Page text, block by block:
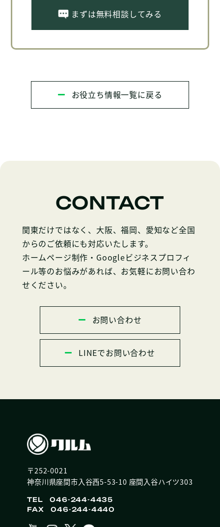
まずは無料相談してみる
お役立ち情報一覧に戻る
CONTACT
関東だけではなく、大阪、福岡、愛知など全国
からのご依頼にも対応いたします。
ホームページ制作・Googleビジネスプロフィ
ール等のお悩みがあれば、お気軽にお問い合わ
せください。
お問い合わせ
LINEでお問い合わせ
〒252-0021
神奈川県座間市入谷西5-53-10 座間入谷ハイツ303
TEL 046-244-4435
FAX 046-244-4440